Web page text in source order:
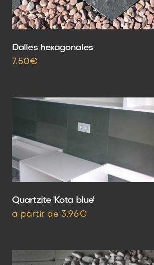
Dalles hexagonales
7.50€
Quartzite 'Kota blue'
a partir de 3.96€